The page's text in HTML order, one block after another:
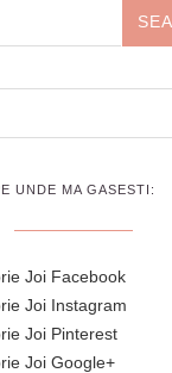
UNDE MA GASESTI: